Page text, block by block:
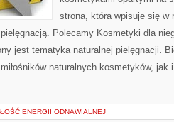
strona, która wpisuje się w
Polecamy Kosmetyki dla
jest tematyka naturalnej pielęgnacji.
naturalnych kosmetyków, jak
ENERGII ODNAWIALNEJ